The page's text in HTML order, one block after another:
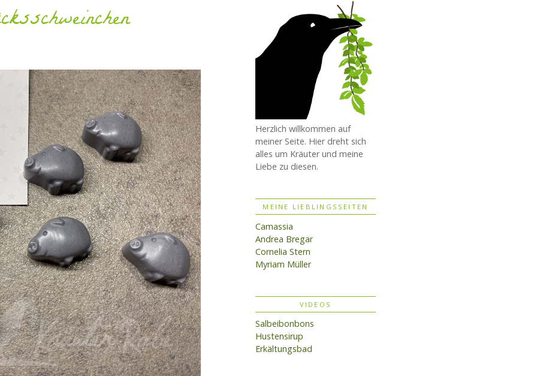
Herzlich willkommen auf
meiner Seite. Hier dreht sich
alles um Kräuter und meine
Liebe zu diesen.
MEINE LIEBLINGSSEITEN
Camassia
Andrea Bregar
Cornelia Stern
Myriam Müller
VIDEOS
Salbeibonbons
Hustensirup
Erkältungsbad